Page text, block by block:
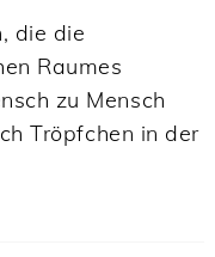
die die
Raumes
zu Mensch
Tröpfchen in der